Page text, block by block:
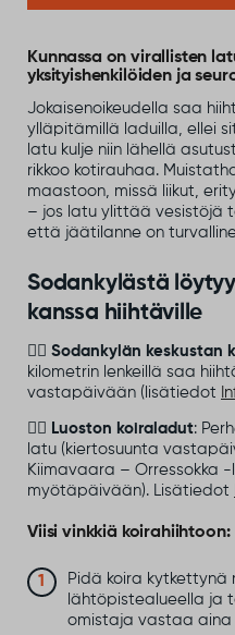
Kunnassa on virallisten
yksityishenkilöiden ja
Jokaisenoikeudella saa
ylläpitämillä laduilla, ellei
latu kulje niin lähellä
rikkoo kotirauhaa.
maastoon, missä liikut,
– jos latu ylittää vesistöjä
että jäätilanne on
Sodankylästä
kanssa hiihtäville
👉🏻 Sodankylän keskustan
kilometrin lenkeillä saa
vastapäivään (lisätiedot
Luoston koiraladut:
latu (kiertosuunta
Kiimavaara – Orressokka
myötäpäivään). Lisätiedot
Viisi vinkkiä koirahiihtoon:
Pidä koira kytkettynä
lähtöpistealueella ja
omistaja vastaa aina